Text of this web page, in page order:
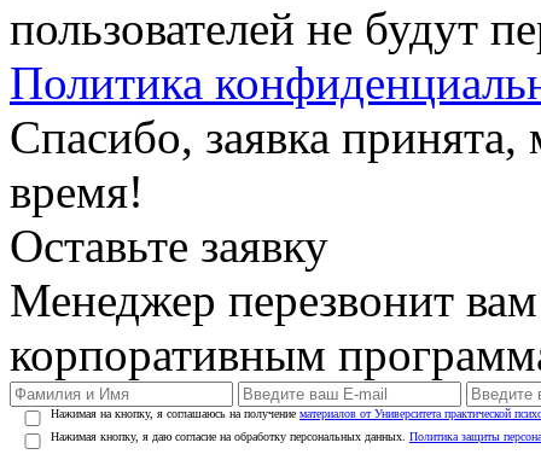
пользователей не будут
Политика
Спасибо, заявка
время!
Оставьте заявку
Менеджер перезвонит
корпоративным
Нажимая на кнопку, я соглашаюсь на получение материалов от Университета практической
Нажимая кнопку, я даю согласие на обработку персональных данных. Политика защиты